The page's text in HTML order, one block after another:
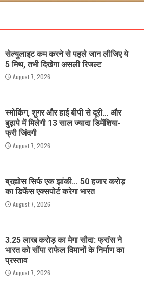
सेल्युलाइट कम करने से पहले जान लीजिए ये
5 मिथ, तभी दिखेगा असली रिजल्ट
August 7, 2026
स्मोकिंग, शुगर और हाई बीपी से दूरी… और
बुढ़ापे में मिलेगी 13 साल ज्यादा डिमेंशिया-
फ्री जिंदगी
August 7, 2026
ब्रह्मोस सिर्फ एक झांकी… 50 हजार करोड़
का डिफेंस एक्सपोर्ट करेगा भारत
August 7, 2026
3.25 लाख करोड़ का मेगा सौदा: फ्रांस ने
भारत को सौंपा राफेल विमानों के निर्माण का
प्रस्ताव
August 7, 2026